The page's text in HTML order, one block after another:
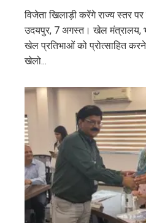
विजेता खिलाड़ी करेंगे राज्य स्तर पर
उदयपुर, 7 अगस्त। खेल मंत्रालय,
खेल प्रतिभाओं को प्रोत्साहित
खेलो...